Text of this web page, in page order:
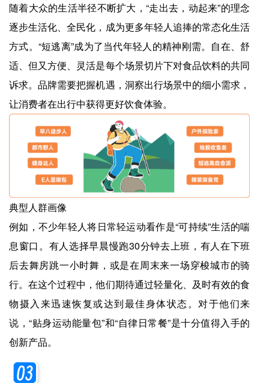
随着大众的生活半径不断扩大，“走出去，动起来”的理念
逐步生活化、全民化，成为更多年轻人追捧的常态化生活
方式。“短逃离”成为了当代年轻人的精神刚需。自在、舒
适、但又方便、灵活是每个场景切片下对食品饮料的共同
诉求。品牌需要把握机遇，洞察出行场景中的细小需求，
让消费者在出行中获得更好饮食体验。
典型人群画像
例如，不少年轻人将日常轻运动看作是“可持续”生活的喘
息窗口。有人选择早晨慢跑30分钟去上班，有人在下班
后去舞房跳一小时舞，或是在周末来一场穿梭城市的骑
行。在这个过程中，他们期待通过轻量化、及时有效的食
物摄入来迅速恢复或达到最佳身体状态。对于他们来
说，“贴身运动能量包”和“自律日常餐”是十分值得入手的
创新产品。